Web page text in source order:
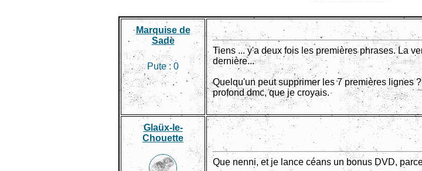
Marquise de
Sade
Pute : 0
Tiens ... y'a deux fois les premières phrases. La
dernière...
Quelqu'un peut supprimer les 7 premières lignes
profond dmc, que je croyais.
Glaüx-le-
Chouette
Que nenni, et je lance céans un bonus DVD,